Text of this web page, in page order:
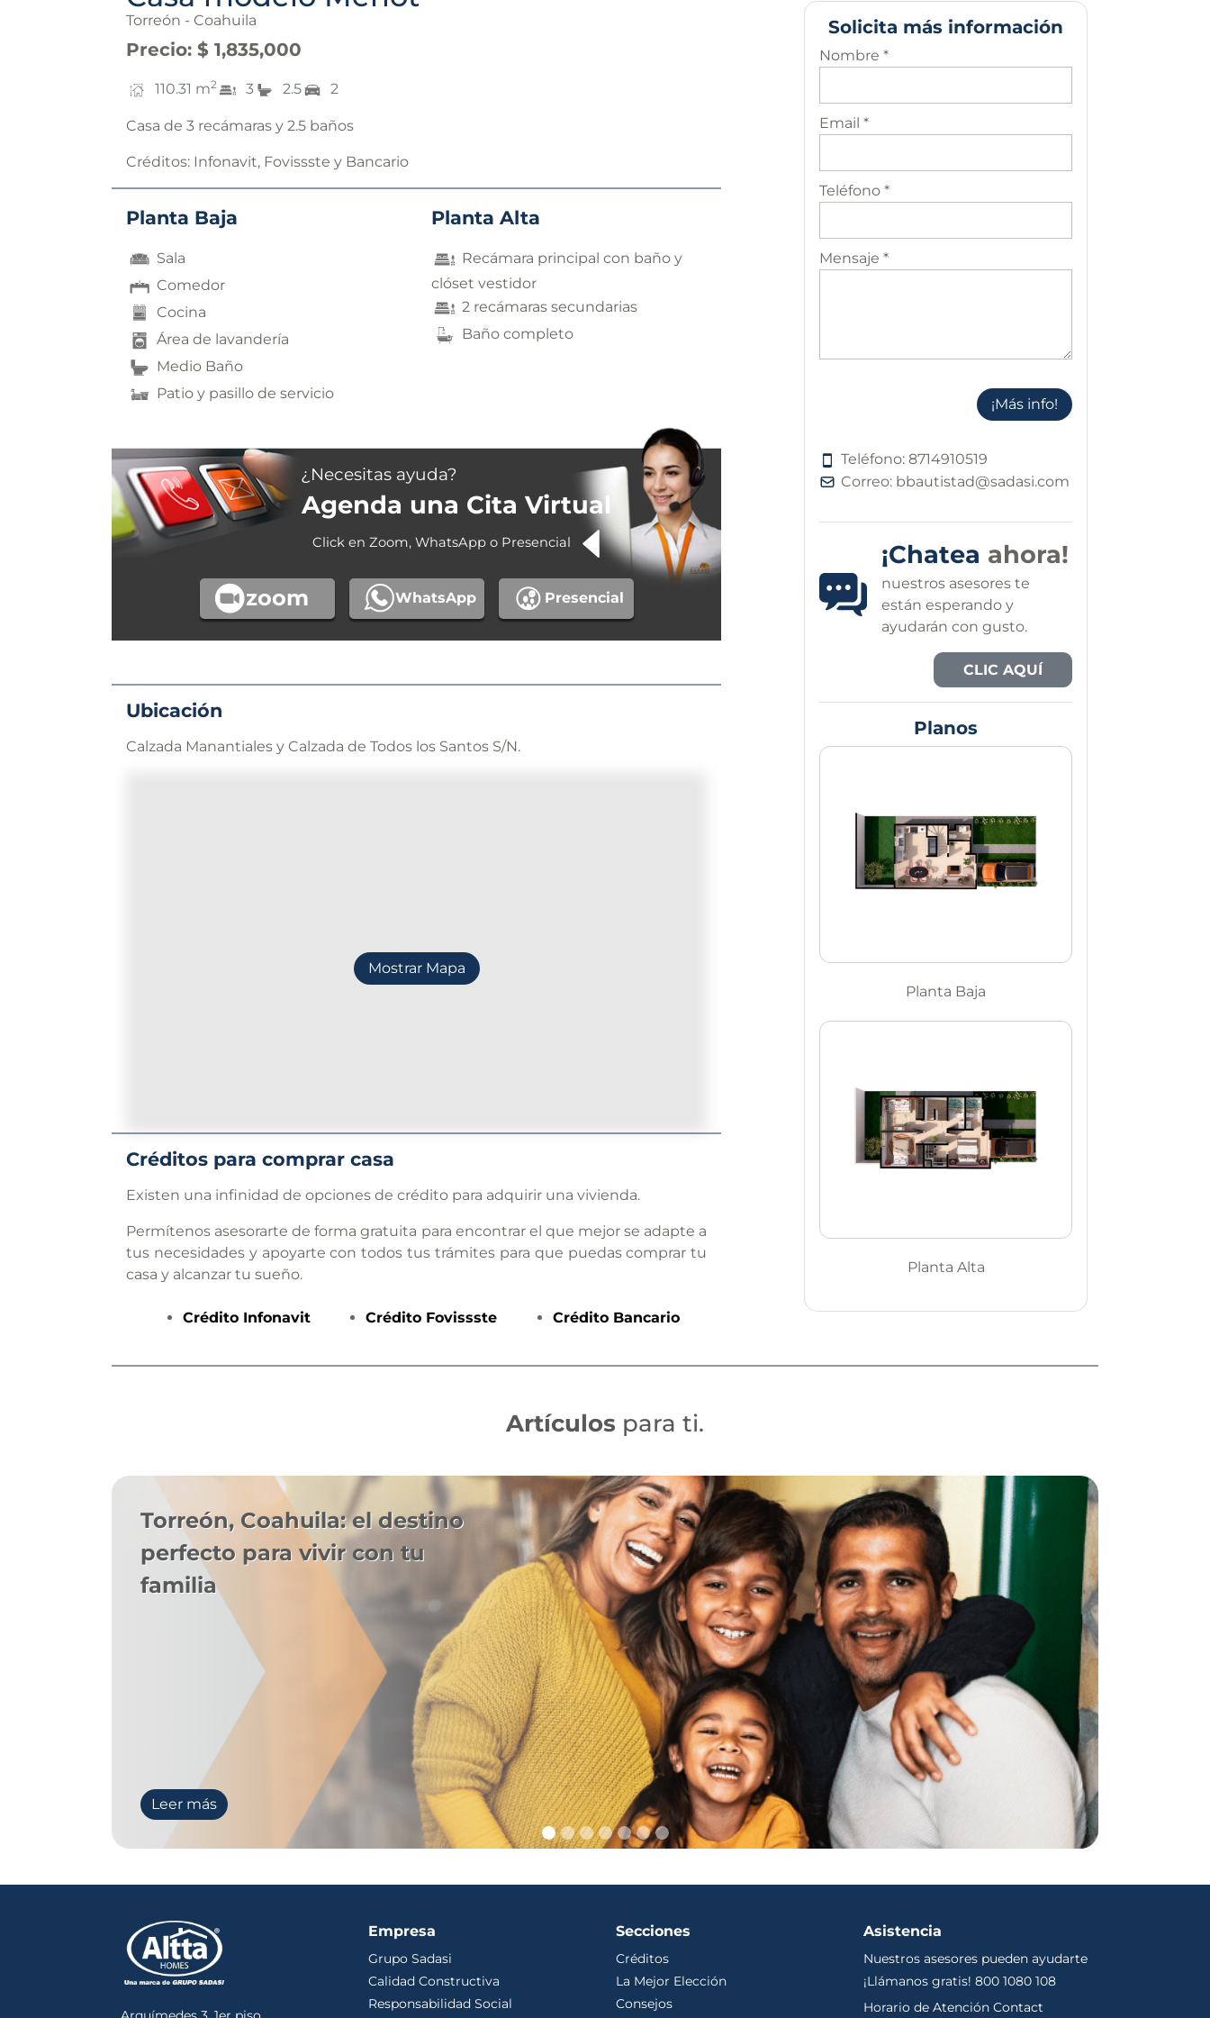
Torreón - Coahuila
Precio: $ 1,835,000
110.31 m2 3 2.5 2
Casa de 3 recámaras y 2.5 baños
Créditos: Infonavit, Fovissste y Bancario
Planta Baja
Sala
Comedor
Cocina
Área de lavandería
Medio Baño
Patio y pasillo de servicio
Planta Alta
Recámara principal con baño y
clóset vestidor
2 recámaras secundarias
Baño completo
¿Necesitas ayuda?
Agenda una Cita Virtual
Click en Zoom, WhatsApp o Presencial
zoom WhatsApp Presencial
Ubicación
Calzada Manantiales y Calzada de Todos los Santos S/N.
Mostrar Mapa
Créditos para comprar casa
Existen una infinidad de opciones de crédito para adquirir una vivienda.
Permítenos asesorarte de forma gratuita para encontrar el que mejor se adapte a
tus necesidades y apoyarte con todos tus trámites para que puedas comprar tu
casa y alcanzar tu sueño.
Crédito Infonavit Crédito Fovissste Crédito Bancario
Solicita más información
Nombre *
Email *
Teléfono *
Mensaje *
¡Más info!
Teléfono:8714910519
Correo: bbautistad@sadasi.com
¡Chatea ahora!
nuestros asesores te
están esperando y
ayudarán con gusto.
CLIC AQUÍ
Planos
Planta Baja
Planta Alta
Artículos para ti.
Torreón, Coahuila: el destino
perfecto para vivir con tu
familia
Leer más
Empresa
Grupo Sadasi
Calidad Constructiva
Responsabilidad Social
Secciones
Créditos
La Mejor Elección
Consejos
Asistencia
Nuestros asesores pueden ayudarte
¡Llámanos gratis! 800 1080 108
Horario de Atención Contact